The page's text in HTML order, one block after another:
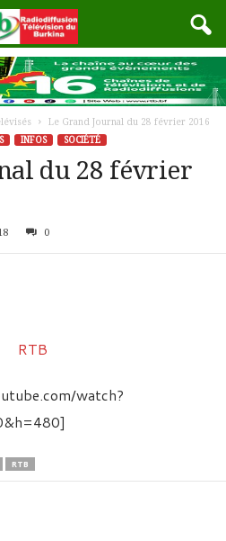
Le Grand Journal du 28 février 2016
INFOS SOCIÉTÉ
du 28 février
0
watch?
RTB